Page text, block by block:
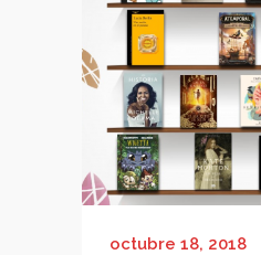
octubre 18, 2018